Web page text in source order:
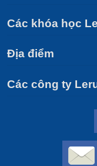
Các khóa học
Địa điểm
Các công ty